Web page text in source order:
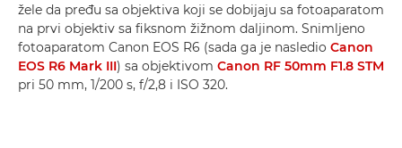
žele da pređu sa objektiva koji se dobijaju sa fotoaparatom
na prvi objektiv sa fiksnom žižnom daljinom. Snimljeno
fotoaparatom Canon EOS R6 (sada ga je nasledio Canon
EOS R6 Mark III) sa objektivom Canon RF 50mm F1.8 STM
pri 50 mm, 1/200 s, f/2,8 i ISO 320.